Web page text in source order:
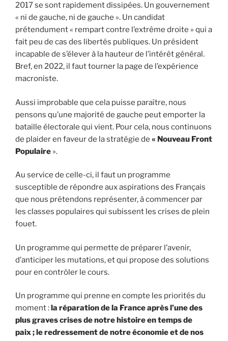
2017 se sont rapidement dissipées. Un gouvernement
« ni de gauche, ni de gauche ». Un candidat
prétendument « rempart contre l’extrême droite » qui a
fait peu de cas des libertés publiques. Un président
incapable de s’élever à la hauteur de l’intérêt général.
Bref, en 2022, il faut tourner la page de l’expérience
macroniste.
Aussi improbable que cela puisse paraître, nous
pensons qu’une majorité de gauche peut emporter la
bataille électorale qui vient. Pour cela, nous continuons
de plaider en faveur de la stratégie de « Nouveau Front
Populaire ».
Au service de celle-ci, il faut un programme
susceptible de répondre aux aspirations des Français
que nous prétendons représenter, à commencer par
les classes populaires qui subissent les crises de plein
fouet.
Un programme qui permette de préparer l’avenir,
d’anticiper les mutations, et qui propose des solutions
pour en contrôler le cours.
Un programme qui prenne en compte les priorités du
moment :la réparation de la France après l’une des
plus graves crises de notre histoire en temps de
paix ; le redressement de notre économie et de nos